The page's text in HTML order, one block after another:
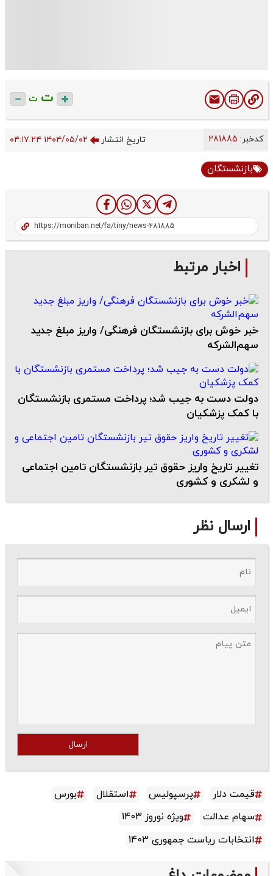
ت ت
کدخبر: تاریخ انتشار ۱۴۰۴/۰۵/۰۲ ۰۴:۱۷:۲۴
بازنشستگان
اخبار مرتبط
خبر خوش برای بازنشستگان فرهنگی/ واریز مبلغ جدید
سهم‌الشرکه
دولت دست به جیب شد؛ پرداخت مستمری بازنشستگان
با کمک پزشکیان
تغییر تاریخ واریز حقوق تیر بازنشستگان تامین اجتماعی
و لشکری و کشوری
ارسال نظر
ارسال
قیمت دلار پرسپولیس استقلال
بورس
سهام عدالت
ویژه نوروز 1403
انتخابات ریاست جمهوری 1403